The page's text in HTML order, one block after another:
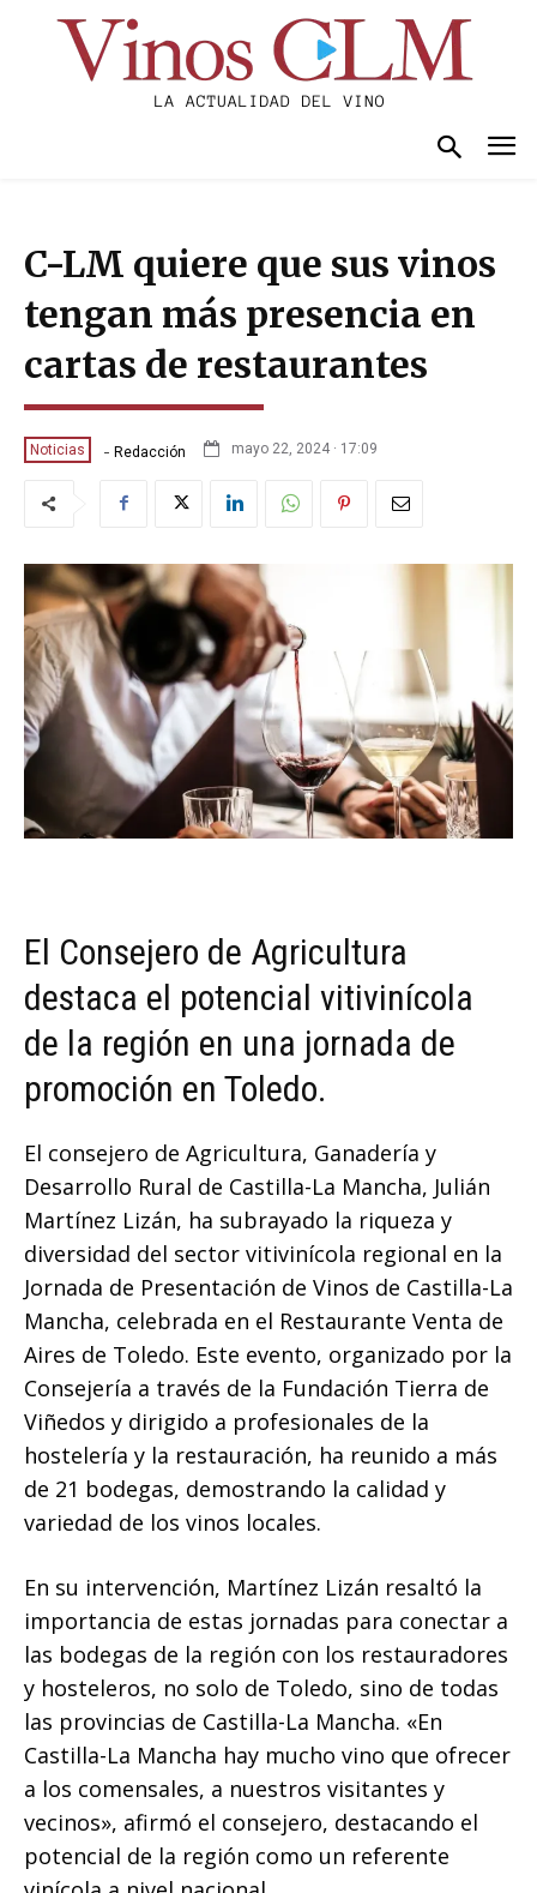
C-LM quiere que sus vinos
tengan más presencia en
cartas de restaurantes
Noticias - Redacción mayo 22, 2024 · 17:09
El Consejero de Agricultura
destaca el potencial vitivinícola
de la región en una jornada de
promoción en Toledo.
El consejero de Agricultura, Ganadería y
Desarrollo Rural de Castilla-La Mancha, Julián
Martínez Lizán, ha subrayado la riqueza y
diversidad del sector vitivinícola regional en la
Jornada de Presentación de Vinos de Castilla-La
Mancha, celebrada en el Restaurante Venta de
Aires de Toledo. Este evento, organizado por la
Consejería a través de la Fundación Tierra de
Viñedos y dirigido a profesionales de la
hostelería y la restauración, ha reunido a más
de 21 bodegas, demostrando la calidad y
variedad de los vinos locales.
En su intervención, Martínez Lizán resaltó la
importancia de estas jornadas para conectar a
las bodegas de la región con los restauradores
y hosteleros, no solo de Toledo, sino de todas
las provincias de Castilla-La Mancha. «En
Castilla-La Mancha hay mucho vino que ofrecer
a los comensales, a nuestros visitantes y
vecinos», afirmó el consejero, destacando el
potencial de la región como un referente